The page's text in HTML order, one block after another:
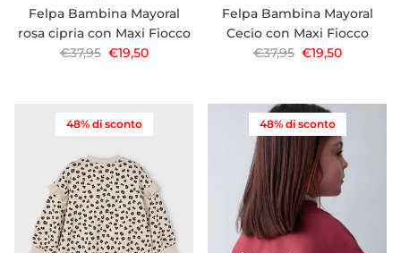
Felpa Bambina Mayoral
rosa cipria con Maxi Fiocco
Prezzo normale
€37,95 Prezzo di vendita
€19,50
Felpa Bambina Mayoral
Cecio con Maxi Fiocco
Prezzo normale
€37,95 Prezzo di
€19,50
48% di sconto 48% di sconto